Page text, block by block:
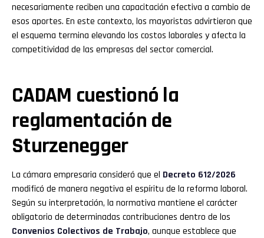
necesariamente reciben una capacitación efectiva a cambio de
esos aportes. En este contexto, los mayoristas advirtieron que
el esquema termina elevando los costos laborales y afecta la
competitividad de las empresas del sector comercial.
CADAM cuestionó la
reglamentación de
Sturzenegger
La cámara empresaria consideró que el Decreto 612/2026
modificó de manera negativa el espíritu de la reforma laboral.
Según su interpretación, la normativa mantiene el carácter
obligatorio de determinadas contribuciones dentro de los
Convenios Colectivos de Trabajo, aunque establece que